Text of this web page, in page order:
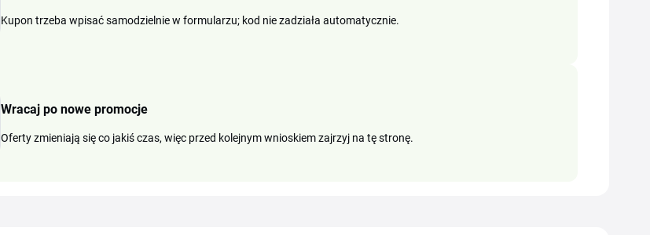
Kupon trzeba wpisać samodzielnie w formularzu; kod nie zadziała automatycznie.
Wracaj po nowe promocje
Oferty zmieniają się co jakiś czas, więc przed kolejnym wnioskiem zajrzyj na tę stronę.